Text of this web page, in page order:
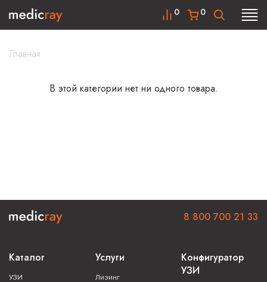
0
0
Главная
В этой категории нет ни одного товара.
Каталог
УЗИ
Услуги
Лизинг
Конфигуратор
УЗИ
8 800 700 21 33